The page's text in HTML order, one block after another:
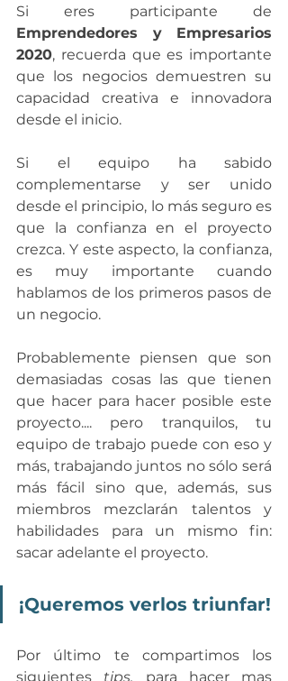
Emprendedores y Empresarios
2020, recuerda que es importante
que los negocios demuestren su
capacidad creativa e innovadora
desde el inicio.
Si el equipo ha sabido
complementarse y ser unido
desde el principio, lo más seguro es
que la confianza en el proyecto
crezca. Y este aspecto, la confianza,
es muy importante cuando
hablamos de los primeros pasos de
un negocio.
Probablemente piensen que son
demasiadas cosas las que tienen
que hacer para hacer posible este
proyecto.... pero tranquilos, tu
equipo de trabajo puede con eso y
más, trabajando juntos no sólo será
más fácil sino que, además, sus
miembros mezclarán talentos y
habilidades para un mismo fin:
sacar adelante el proyecto.
¡Queremos verlos triunfar!
Por último te compartimos los
siguientes tips, para hacer mas